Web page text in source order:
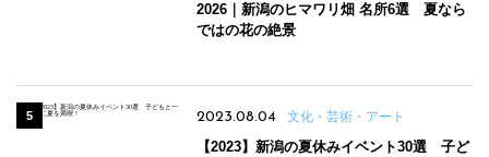
2026｜新潟のヒマワリ畑 名所6選 夏なら
ではの花の絶景
2023.08.04 文化・芸術・アート
【2023】新潟の夏休みイベント30選 子ど